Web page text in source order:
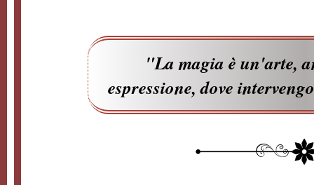
"La magia è un'arte,
espressione, dove